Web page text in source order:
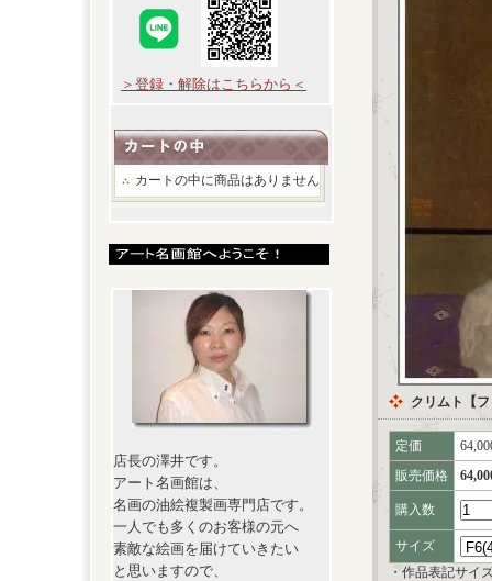
＞登録・解除はこちらから＜
カートの中に商品はありません
店長の澤井です。
アート名画館は、
名画の油絵複製画専門店です。
一人でも多くのお客様の元へ
素敵な絵画を届けていきたい
と思いますので、
クリムト【
定価
販売価格
購入数
サイズ
・作品表記サイ